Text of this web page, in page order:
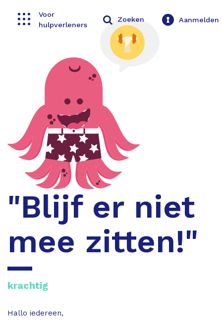
Toggle navigation
Voor
hulpverleners
Zoeken Aanmelden
"Blijf er niet
mee zitten!"
krachtig
Hallo iedereen,